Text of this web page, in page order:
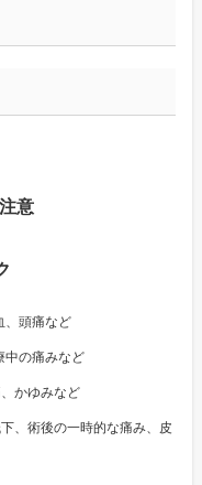
意
、頭痛など
中の痛みなど
かゆみなど
、術後の一時的な痛み、皮